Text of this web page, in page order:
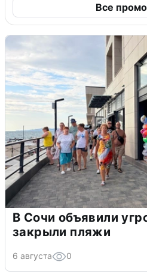
Все
В Сочи объявили
закрыли пляжи
6 августа 0